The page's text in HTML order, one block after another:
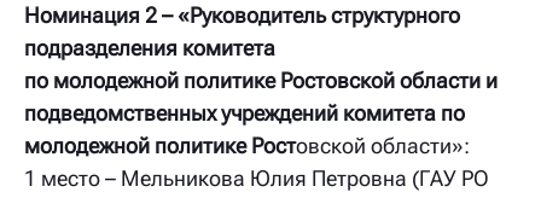
Номинация 2 – «Руководитель структурного
подразделения комитета
по молодежной политике Ростовской области и
подведомственных учреждений комитета по
молодежной политике Ростовской области»:
1 место – Мельникова Юлия Петровна (ГАУ РО